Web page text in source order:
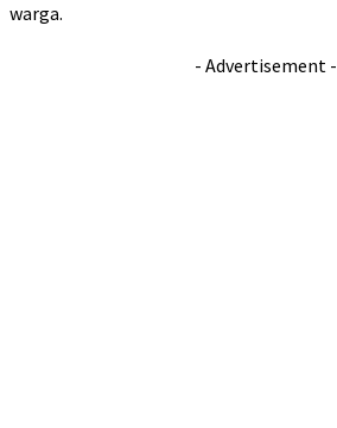
warga.
- Advertisement -